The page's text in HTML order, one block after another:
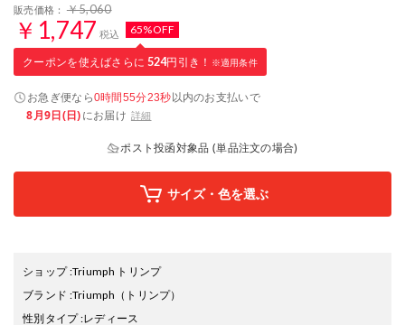
販売価格： ￥5,060
￥1,747 税込 65%OFF
クーポンを使えばさらに 524円引き！ ※適用条件
お急ぎ便なら0時間55分23秒以内のお支払いで
8月9日(日)にお届け 詳細
ポスト投函対象品 (単品注文の場合)
サイズ・色を選ぶ
ショップ:Triumph トリンプ
ブランド :Triumph （トリンプ）
性別タイプ:レディース